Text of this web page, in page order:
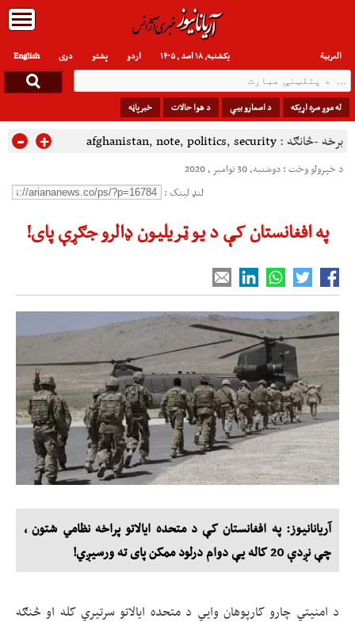
English دری پشتو العربیة اردو یکشنبه, ۱۸ اسد , ۱۴۰۵
له موږ سره اړیکه د اسعارو بیې د هوا حالات خبرپاڼه
برخه -څانګه : afghanistan, note, politics, security
- +
د خپرولو وخت : دوشنبه, 30 نوامبر , 2020
لنډ لینک :
په افغانستان کې د یو ټریلیون ډالرو جګړې پای!
آریانانیوز: په افغانستان کې د متحده ایالاتو پراخه نظامي شتون ،
چې نږدې 20 کاله یې دوام درلود ممکن پای ته ورسیږي!
د امنیتي چارو کارپوهان وايي د متحده ایالاتو سرتیري کله او څنګه